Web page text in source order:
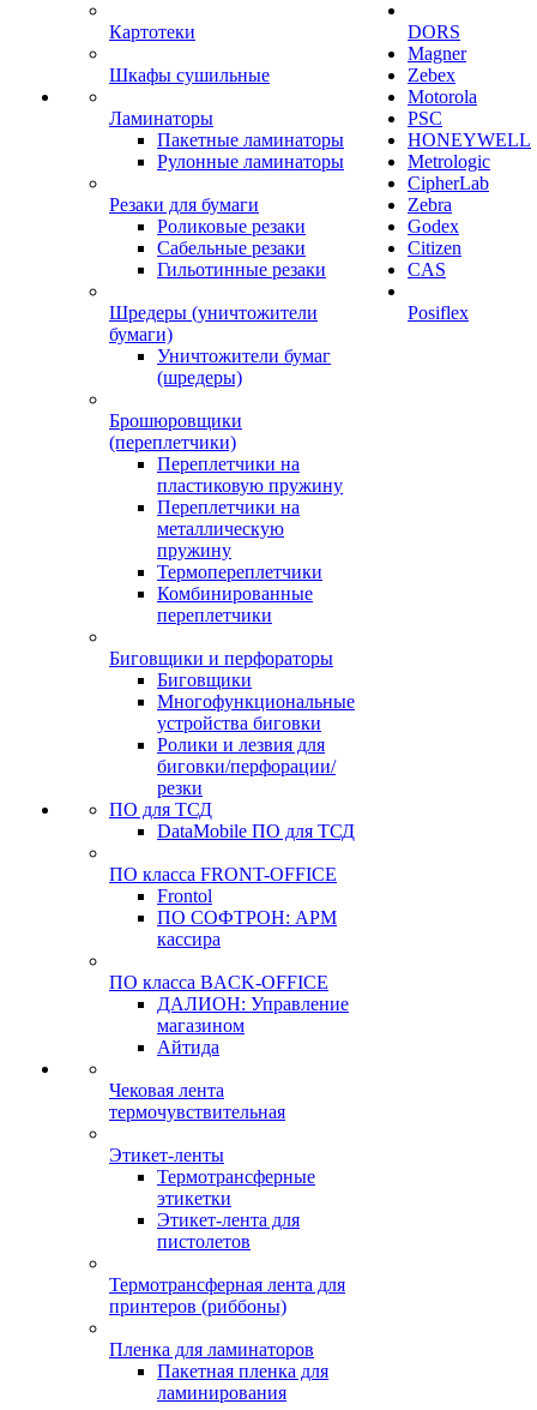
Картотеки
Шкафы сушильные
Ламинаторы
Пакетные ламинаторы
Рулонные ламинаторы
Резаки для бумаги
Роликовые резаки
Сабельные резаки
Гильотинные резаки
Шредеры (уничтожители
бумаги)
Уничтожители бумаг
(шредеры)
Брошюровщики
(переплетчики)
Переплетчики на
пластиковую пружину
Переплетчики на
металлическую
пружину
Термопереплетчики
Комбинированные
переплетчики
Биговщики и перфораторы
Биговщики
Многофункциональные
устройства биговки
Ролики и лезвия для
биговки/перфорации/
резки
ПО для ТСД
DataMobile ПО для ТСД
ПО класса FRONT-OFFICE
Frontol
ПО СОФТРОН: АРМ
кассира
ПО класса BACK-OFFICE
ДАЛИОН: Управление
магазином
Айтида
Чековая лента
термочувствительная
Этикет-ленты
Термотрансферные
этикетки
Этикет-лента для
пистолетов
Термотрансферная лента для
принтеров (риббоны)
Пленка для ламинаторов
Пакетная пленка для
ламинирования
DORS
Magner
Zebex
Motorola
PSC
HONEYWELL
Metrologic
CipherLab
Zebra
Godex
Citizen
CAS
Posiflex